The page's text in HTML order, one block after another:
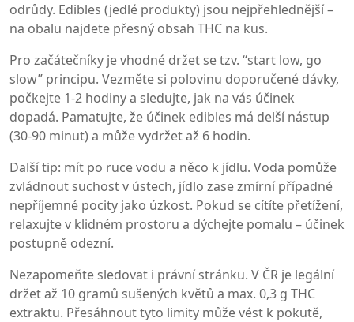
odrůdy. Edibles (jedlé produkty) jsou nejpřehlednější –
na obalu najdete přesný obsah THC na kus.
Pro začátečníky je vhodné držet se tzv. “start low, go
slow” principu. Vezměte si polovinu doporučené dávky,
počkejte 1‑2 hodiny a sledujte, jak na vás účinek
dopadá. Pamatujte, že účinek edibles má delší nástup
(30‑90 minut) a může vydržet až 6 hodin.
Další tip: mít po ruce vodu a něco k jídlu. Voda pomůže
zvládnout suchost v ústech, jídlo zase zmírní případné
nepříjemné pocity jako úzkost. Pokud se cítíte přetížení,
relaxujte v klidném prostoru a dýchejte pomalu – účinek
postupně odezní.
Nezapomeňte sledovat i právní stránku. V ČR je legální
držet až 10 gramů sušených květů a max. 0,3 g THC
extraktu. Přesáhnout tyto limity může vést k pokutě,